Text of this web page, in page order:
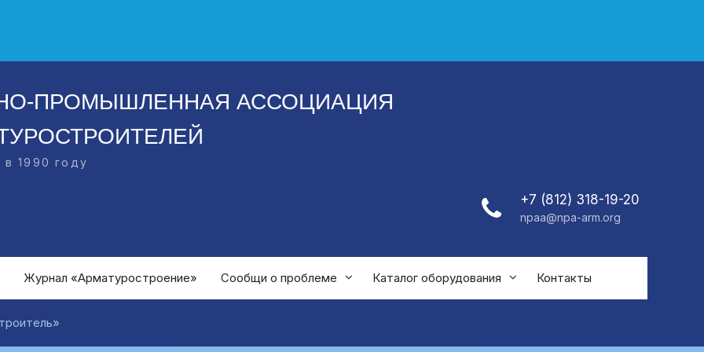
ПРОМЫШЛЕННАЯ АССОЦИАЦИЯ
в 1990 году
+7 (812) 318-19-20
npaa@npa-arm.org
Журнал «Арматуростроение» Сообщи о проблеме Каталог оборудования Контакты